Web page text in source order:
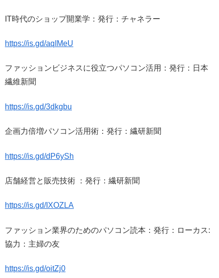
IT時代のショップ開業学：発行：チャネラー
https://is.gd/aqIMeU
ファッションビジネスに役立つパソコン活用：発行：日本
繊維新聞
https://is.gd/3dkgbu
企画力倍増パソコン活用術：発行：繊研新聞
https://is.gd/dP6ySh
店舗経営と販売技術 ：発行：繊研新聞
https://is.gd/IXOZLA
ファッション業界のためのパソコン読本：発行：ローカス:
協力：主婦の友
https://is.gd/oitZj0